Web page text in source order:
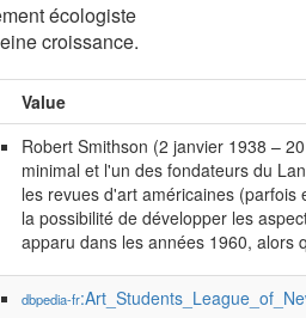
écologiste
croissance.
Value
Robert Smithson (2 janvier 1938 –
minimal et l'un des fondateurs du
les revues d'art américaines
la possibilité de développer les
apparu dans les années 1960, alors
dbpedia-fr